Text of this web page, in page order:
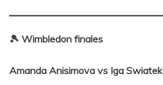
🎾 Wimbledon finales
Amanda Anisimova vs Iga Swiatek